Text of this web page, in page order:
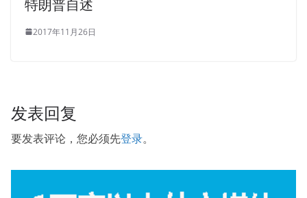
特朗普自述
2017年11月26日
发表回复
要发表评论，您必须先登录。